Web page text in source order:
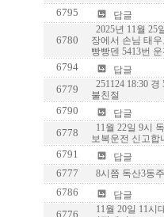
6795
답글
6780
2025년 11월 25
장에서 손님 태
빵빵덴 5413번
6794 답글
6779
251124 18:30
불친절
6790
답글
6778
11월 22일 9시
보복운전 신고합
6791
답글
6777
8시쯤 독산3동
6786
답글
6776
11월 20일 11시